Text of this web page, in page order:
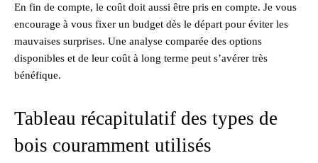
En fin de compte, le coût doit aussi être pris en compte. Je vous
encourage à vous fixer un budget dès le départ pour éviter les
mauvaises surprises. Une analyse comparée des options
disponibles et de leur coût à long terme peut s’avérer très
bénéfique.
Tableau récapitulatif des types de
bois couramment utilisés